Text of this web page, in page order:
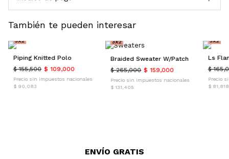
También te pueden interesar
3X2
Piping Knitted Polo
$ 155,500 $ 109,000
Precio sin impuestos nacionales
$ 90,083
3X2
Braided Sweater W/Patch
$ 265,000 $ 159,000
Precio sin impuestos nacionales
$ 131,405
3X2
$
Precio
$ 81,818
ENVÍO GRATIS